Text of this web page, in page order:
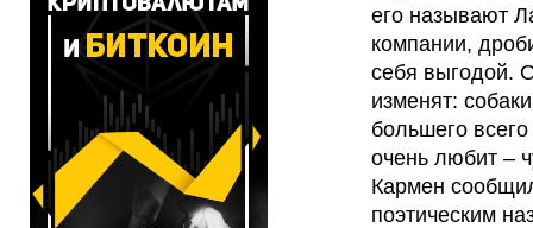
его называют
компании,
себя выгодой.
изменят:
большего
очень любит –
Кармен
поэтическим